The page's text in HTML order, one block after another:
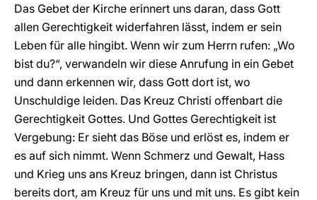
Das Gebet der Kirche erinnert uns daran, dass Gott
allen Gerechtigkeit widerfahren lässt, indem er sein
Leben für alle hingibt. Wenn wir zum Herrn rufen: „Wo
bist du?“, verwandeln wir diese Anrufung in ein Gebet
und dann erkennen wir, dass Gott dort ist, wo
Unschuldige leiden. Das Kreuz Christi offenbart die
Gerechtigkeit Gottes. Und Gottes Gerechtigkeit ist
Vergebung: Er sieht das Böse und erlöst es, indem er
es auf sich nimmt. Wenn Schmerz und Gewalt, Hass
und Krieg uns ans Kreuz bringen, dann ist Christus
bereits dort, am Kreuz für uns und mit uns. Es gibt kein